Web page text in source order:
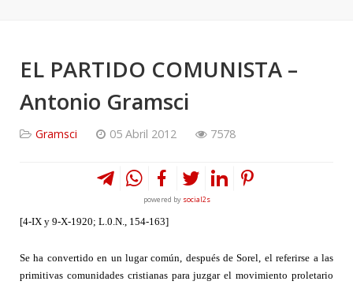
EL PARTIDO COMUNISTA –
Antonio Gramsci
Gramsci 05 Abril 2012 7578
powered by social2s
[4-IX y 9-X-1920; L.0.N., 154-163]
Se ha convertido en un lugar común, después de Sorel, el referirse a las
primitivas comunidades cristianas para juzgar el movimiento proletario